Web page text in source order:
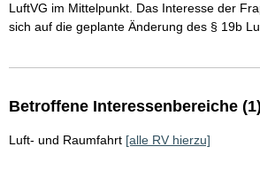
LuftVG im Mittelpunkt. Das Interesse der
sich auf die geplante Änderung des § 19b
Betroffene Interessenbereiche (1)
Luft- und Raumfahrt [alle RV hierzu]